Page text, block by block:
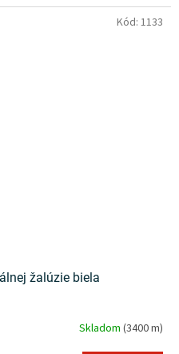
žalúzie biela
Skladom (3400 m)
Kód: 1133